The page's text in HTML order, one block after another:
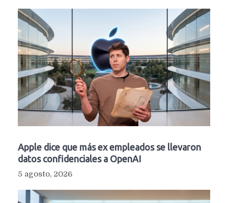
Apple dice que más ex empleados se llevaron
datos confidenciales a OpenAI
5 agosto, 2026